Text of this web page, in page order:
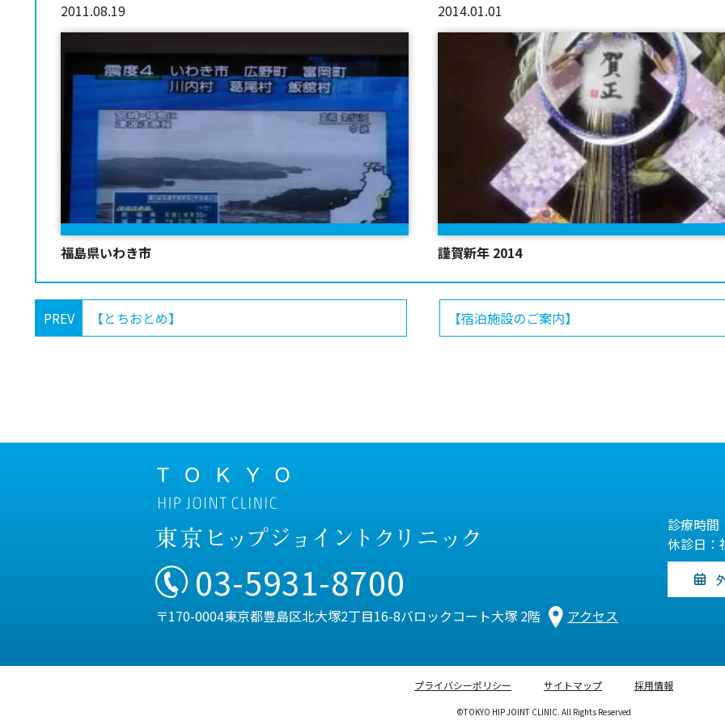
2011.08.19
福島県いわき市
2014.01.01
謹賀新年 2014
PREV 【とちおとめ】 【宿泊施設のご案内】
03-5931-8700
〒170-0004東京都豊島区北大塚2丁目16-8バロックコート大塚 2階 アクセス
診療時間
休診日：
プライバシーポリシー サイトマップ 採用情報
©TOKYO HIP JOINT CLINIC. All Rights Reserved